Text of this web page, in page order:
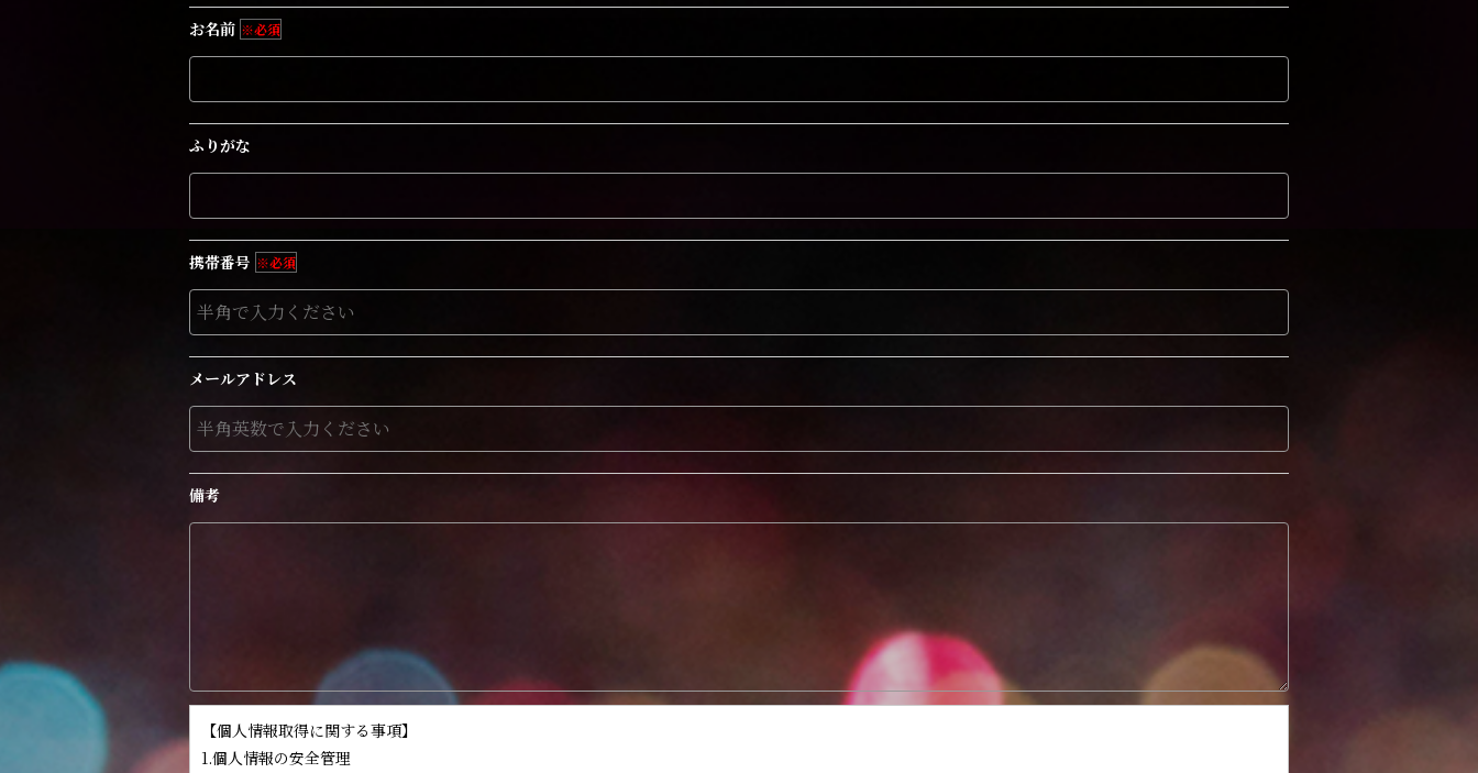
お名前 ※必須
ふりがな
携帯番号 ※必須
メールアドレス
備考
【個人情報取得に関する事項】
1.個人情報の安全管理